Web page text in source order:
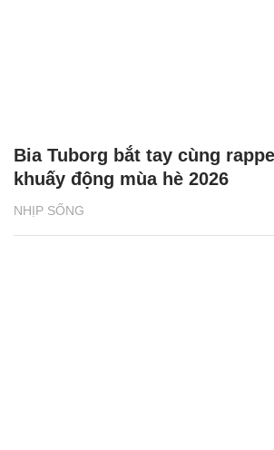
NHỊP SỐNG
Bia Tuborg bắt tay cùng
khuấy động mùa hè 2026